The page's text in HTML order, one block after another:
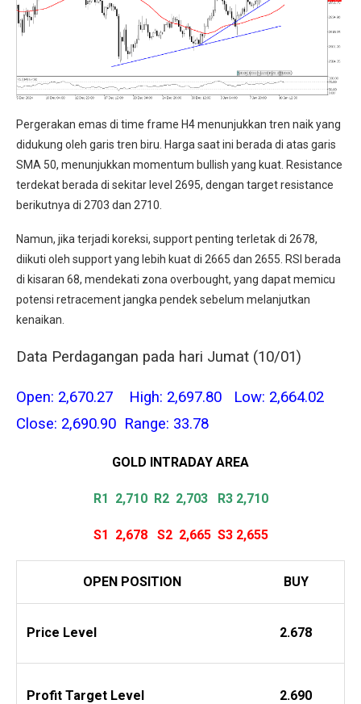
Pergerakan emas di time frame H4 menunjukkan tren naik yang
didukung oleh garis tren biru. Harga saat ini berada di atas garis
SMA 50, menunjukkan momentum bullish yang kuat. Resistance
terdekat berada di sekitar level 2695, dengan target resistance
berikutnya di 2703 dan 2710.
Namun, jika terjadi koreksi, support penting terletak di 2678,
diikuti oleh support yang lebih kuat di 2665 dan 2655. RSI berada
di kisaran 68, mendekati zona overbought, yang dapat memicu
potensi retracement jangka pendek sebelum melanjutkan
kenaikan.
Data Perdagangan pada hari Jumat (10/01)
Open: 2,670.27 High: 2,697.80 Low: 2,664.02
Close: 2,690.90 Range: 33.78
GOLD INTRADAY AREA
R1 2,710 R2 2,703 R3 2,710
S1 2,678 S2 2,665 S3 2,655
OPEN POSITION BUY
Price Level 2.678
Profit Target Level 2.690